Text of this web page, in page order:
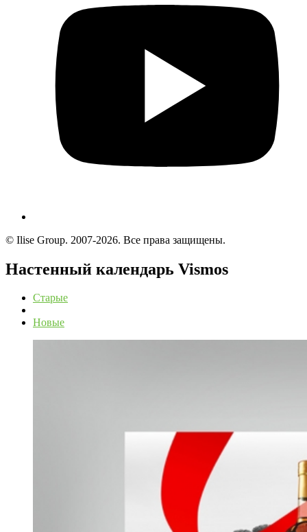
© Ilise Group. 2007-2026. Все права защищены.
Настенный календарь Vismos
Старые
Новые